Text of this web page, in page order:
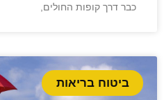
כבר דרך קופות החולים,
ביטוח בריאות